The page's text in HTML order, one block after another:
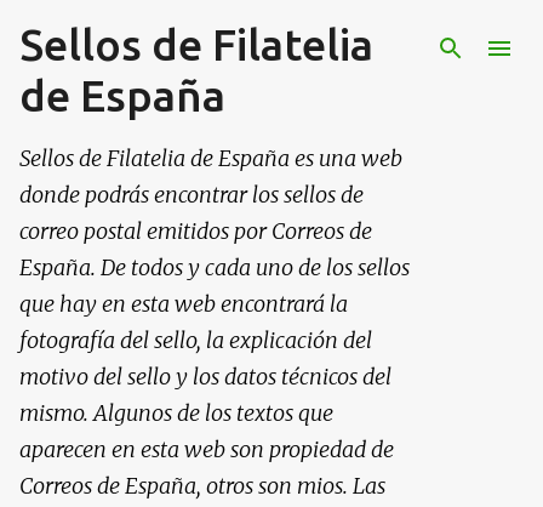
Ir al contenido principal
Sellos de Filatelia
de España
Sellos de Filatelia de España es una web
donde podrás encontrar los sellos de
correo postal emitidos por Correos de
España. De todos y cada uno de los sellos
que hay en esta web encontrará la
fotografía del sello, la explicación del
motivo del sello y los datos técnicos del
mismo. Algunos de los textos que
aparecen en esta web son propiedad de
Correos de España, otros son mios. Las